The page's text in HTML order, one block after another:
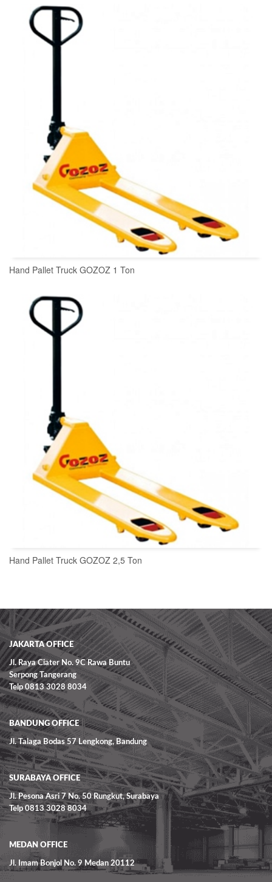
Hand Pallet Truck GOZOZ 1 Ton
READ MORE
Hand Pallet Truck GOZOZ 2,5 Ton
JAKARTA OFFICE
Jl. Raya Ciater No. 9C Rawa Buntu
Serpong Tangerang
Telp 0813 3028 8034
BANDUNG OFFICE
Jl. Talaga Bodas 57 Lengkong, Bandung
SURABAYA OFFICE
Jl. Pesona Asri 7 No. 50 Rungkut, Surabaya
Telp 0813 3028 8034
MEDAN OFFICE
Jl. Imam Bonjol No. 9 Medan 20112